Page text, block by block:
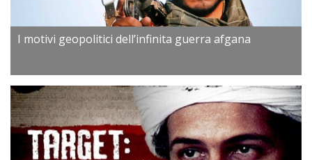
I motivi geopolitici dell’infinita guerra afgana